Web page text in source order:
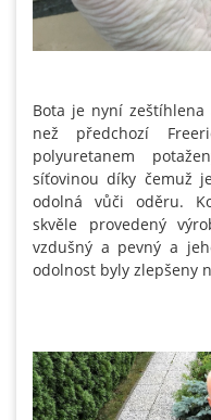
Bota je nyní
než předchozí
polyuretanem
síťovinou díky čemuž
odolná vůči oděru.
skvěle provedený
vzdušný a pevný a
odolnost byly zlepšeny